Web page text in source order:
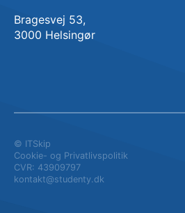
Bragesvej 53,
3000 Helsingør
© ITSkip
Cookie- og Privatlivspolitik
CVR: 43909797
kontakt@studenty.dk